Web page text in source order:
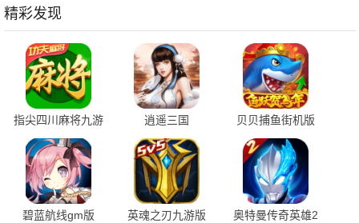
精彩发现
指尖四川麻将九游
版 7.10.604 安卓
版
逍遥三国
3.1.0.00150002 官
方版
贝贝捕鱼街机版
1.0.20049 最新版
碧蓝航线gm版
英魂之刃九游版
奥特曼传奇英雄2